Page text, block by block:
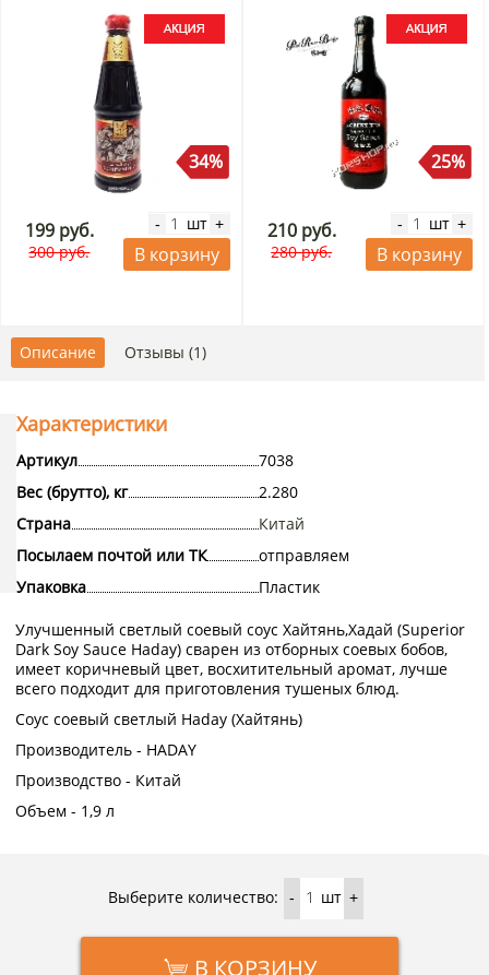
34%
199 руб.
300 руб.
- шт +
В корзину
25%
210 руб.
280 руб.
- шт +
В корзину
Описание Отзывы (1)
Характеристики
Артикул
7038
Вес (брутто), кг
2.280
Страна
Китай
Посылаем почтой или ТК
отправляем
Упаковка
Пластик
Улучшенный светлый соевый соус Хайтянь,Хадай (Superior
Dark Soy Sauce Haday) сварен из отборных соевых бобов,
имеет коричневый цвет, восхитительный аромат, лучше
всего подходит для приготовления тушеных блюд.
Соус соевый светлый Haday (Хайтянь)
Производитель - HADAY
Производство - Китай
Объем - 1,9 л
Выберите количество: - шт +
В КОРЗИНУ